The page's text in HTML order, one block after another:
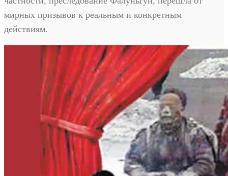
мирных призывов к реальным и конкретным
действиям.